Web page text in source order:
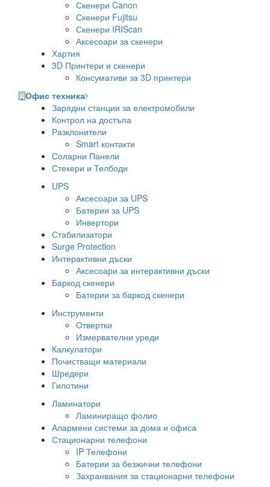
Скенери Canon
Скенери Fujitsu
Скенери IRIScan
Аксесоари за скенери
Хартия
3D Принтери и скенери
Консумативи за 3D принтери
Офис техника
Зарядни станции за електромобили
Контрол на достъпа
Разклонители
Smart контакти
Соларни Панели
Стекери и Телбоди
UPS
Аксесоари за UPS
Батерии за UPS
Инвертори
Стабилизатори
Surge Protection
Интерактивни дъски
Аксесоари за интерактивни дъски
Баркод скенери
Батерии за баркод скенери
Инструменти
Отвертки
Измервателни уреди
Калкулатори
Почистващи материали
Шредери
Гилотини
Ламинатори
Ламиниращо фолио
Алармени системи за дома и офиса
Стационарни телефони
IP Телефони
Батерии за безжични телефони
Захранвания за стационарни телефони